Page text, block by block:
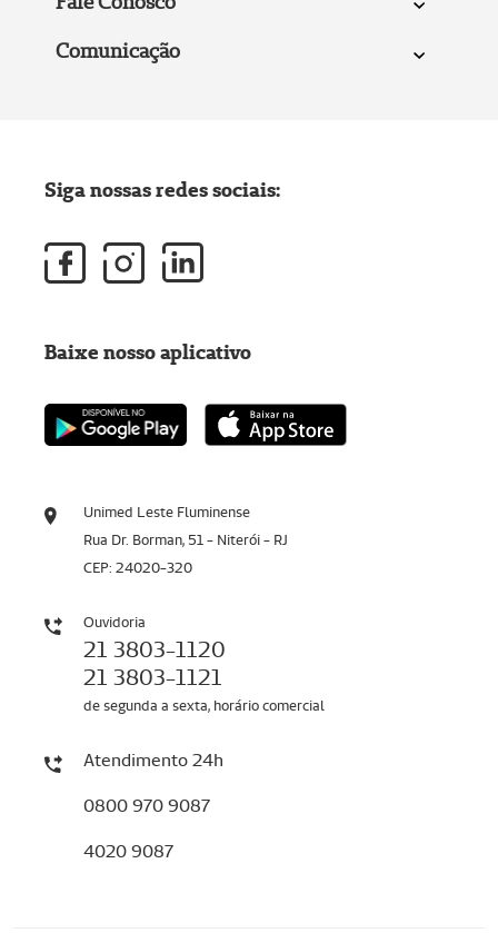
Comunicação
Unimed Leste Fluminense
Rua Dr. Borman, 51 - Niterói - RJ
CEP: 24020-320
Ouvidoria
21 3803-1120
21 3803-1121
de segunda a sexta, horário comercial
Atendimento 24h
0800 970 9087
4020 9087
Siga nossas redes sociais:
Baixe nosso aplicativo